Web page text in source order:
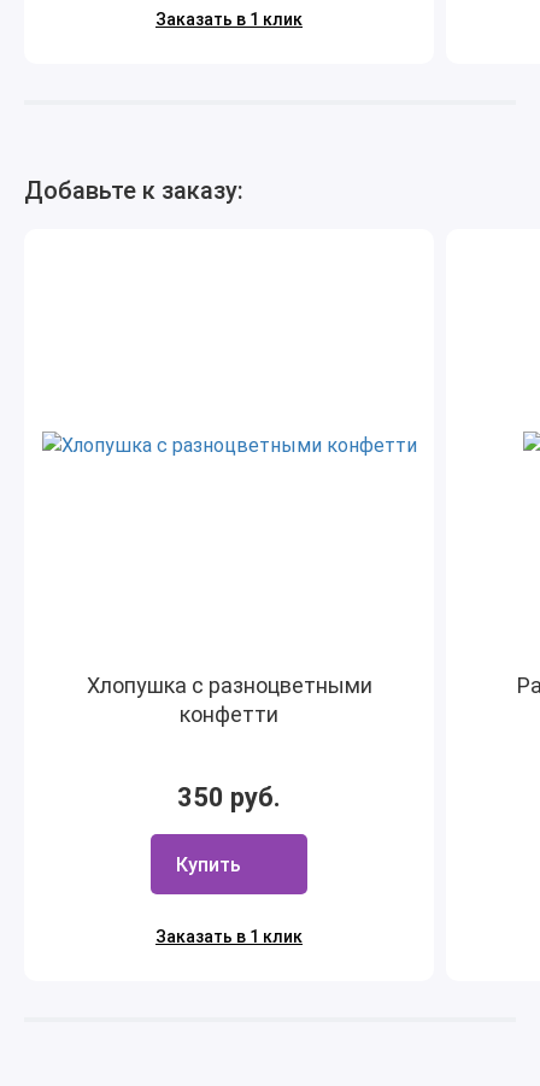
Заказать в 1 клик
Добавьте к заказу:
Хлопушка с разноцветными
конфетти
350 руб.
Купить
Заказать в 1 клик